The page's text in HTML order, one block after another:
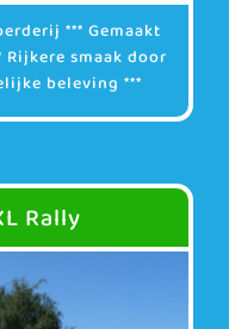
*** Gemaakt
smaak door
beleving ***
Rally